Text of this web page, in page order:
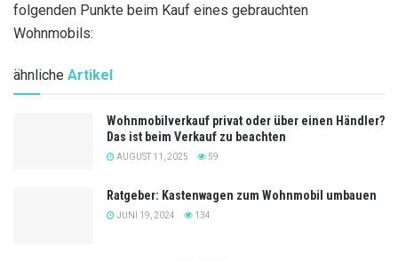
folgenden Punkte beim Kauf eines gebrauchten
Wohnmobils:
ähnliche Artikel
Wohnmobilverkauf privat oder über einen Händler?
Das ist beim Verkauf zu beachten
AUGUST 11, 2025 59
Ratgeber: Kastenwagen zum Wohnmobil umbauen
JUNI 19, 2024 134